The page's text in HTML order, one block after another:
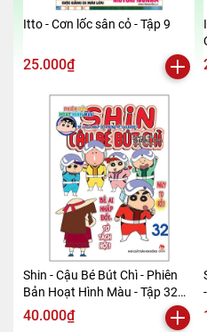
Itto - Cơn lốc sân cỏ - Tập 9
25.000₫
Shin - Cậu Bé Bút Chì - Phiên
Bản Hoạt Hình Màu - Tập 32
(Tái Bản 2019)
40.000₫